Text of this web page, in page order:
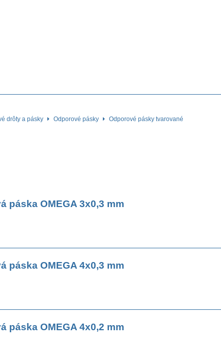
drôty a pásky Odporové pásky Odporové pásky tvarované
páska OMEGA 3x0,3 mm
páska OMEGA 4x0,3 mm
páska OMEGA 4x0,2 mm